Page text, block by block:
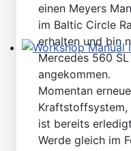
Workshop Manual
einen Meyers
im Baltic Circle
erhalten und bin
Mercedes 560
angekommen.
Momentan
Kraftstoffsystem,
ist bereits
Werde gleich im